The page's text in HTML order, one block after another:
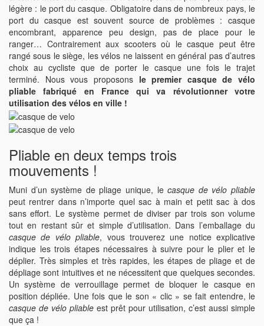
légère : le port du casque. Obligatoire dans de nombreux pays, le
port du casque est souvent source de problèmes : casque
encombrant, apparence peu design, pas de place pour le
ranger… Contrairement aux scooters où le casque peut être
rangé sous le siège, les vélos ne laissent en général pas d’autres
choix au cycliste que de porter le casque une fois le trajet
terminé. Nous vous proposons le premier casque de vélo
pliable fabriqué en France qui va révolutionner votre
utilisation des vélos en ville !
Pliable en deux temps trois
mouvements !
Muni d’un système de pliage unique, lecasque de vélo pliable
peut rentrer dans n’importe quel sac à main et petit sac à dos
sans effort. Le système permet de diviser par trois son volume
tout en restant sûr et simple d’utilisation. Dans l’emballage du
casque de vélo pliable, vous trouverez une notice explicative
indique les trois étapes nécessaires à suivre pour le plier et le
déplier. Très simples et très rapides, les étapes de pliage et de
dépliage sont intuitives et ne nécessitent que quelques secondes.
Un système de verrouillage permet de bloquer le casque en
position dépliée. Une fois que le son « clic » se fait entendre, le
casque de vélo pliable est prêt pour utilisation, c’est aussi simple
que ça !